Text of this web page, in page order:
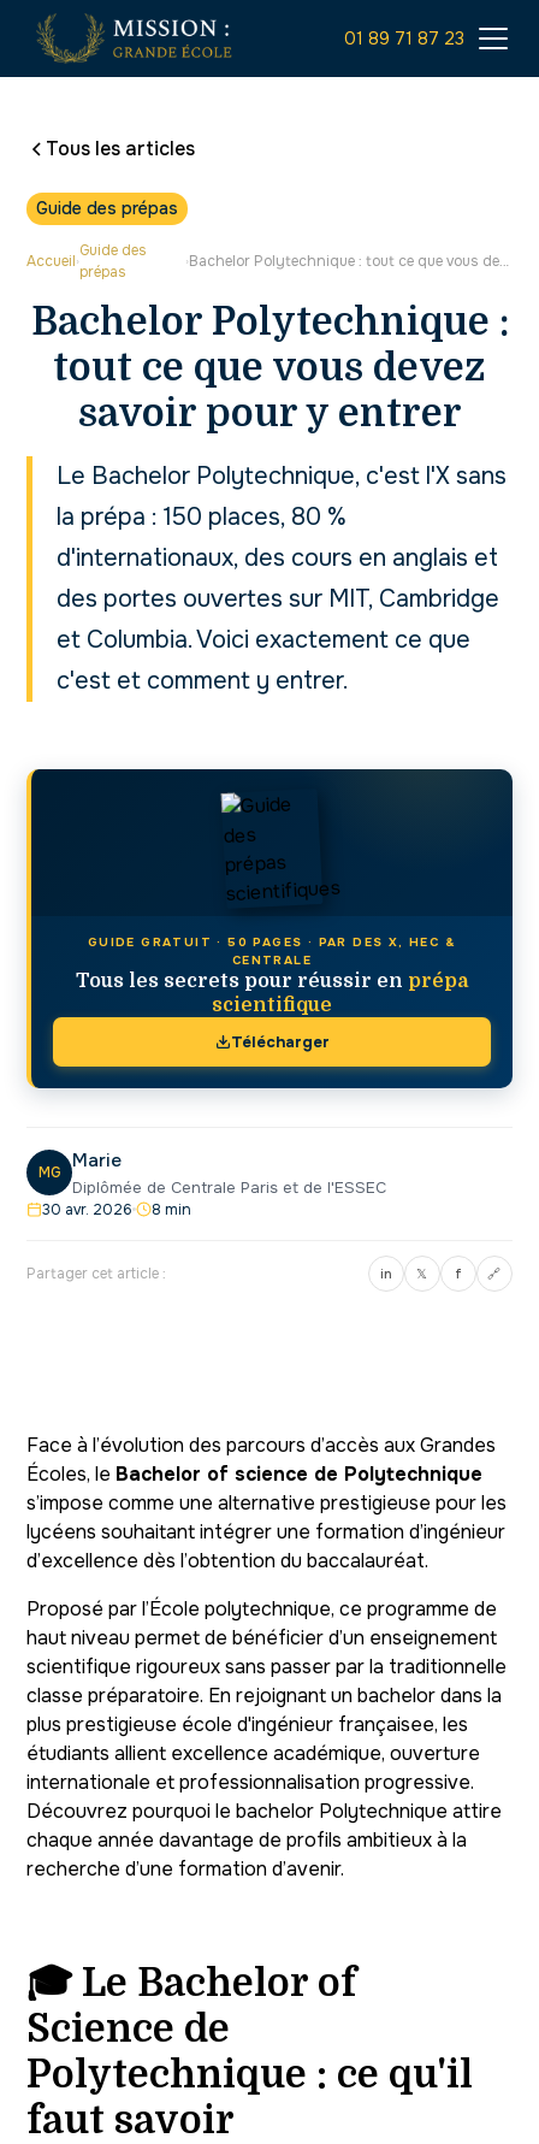
01 89 71 87 23
Tous les articles
Guide des prépas
Accueil›
Guide des
prépas
› Bachelor Polytechnique​ : tout ce que vous devez savoir pour y entrer
Bachelor Polytechnique​ :
tout ce que vous devez
savoir pour y entrer
Le Bachelor Polytechnique, c'est l'X sans
la prépa : 150 places, 80 %
d'internationaux, des cours en anglais et
des portes ouvertes sur MIT, Cambridge
et Columbia. Voici exactement ce que
c'est et comment y entrer.
GUIDE GRATUIT · 50 PAGES · PAR DES X, HEC &
CENTRALE
Tous les secrets pour réussir en prépa
scientifique
Télécharger
MG
Marie
Diplômée de Centrale Paris et de l'ESSEC
30 avr. 2026 8 min
Partager cet article : in 𝕏 f 🔗
Face à l’évolution des parcours d’accès aux Grandes
Écoles, le Bachelor of science de Polytechnique
s’impose comme une alternative prestigieuse pour les
lycéens souhaitant intégrer une formation d’ingénieur
d’excellence dès l’obtention du baccalauréat.
Proposé par l’École polytechnique, ce programme de
haut niveau permet de bénéficier d’un enseignement
scientifique rigoureux sans passer par la traditionnelle
classe préparatoire. En rejoignant un bachelor dans la
plus prestigieuse école d'ingénieur françaisee, les
étudiants allient excellence académique, ouverture
internationale et professionnalisation progressive.
Découvrez pourquoi le bachelor Polytechnique attire
chaque année davantage de profils ambitieux à la
recherche d’une formation d’avenir.
🎓 Le Bachelor of
Science de
Polytechnique : ce qu'il
faut savoir